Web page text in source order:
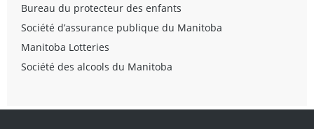
Bureau du protecteur des enfants
Société d’assurance publique du Manitoba
Manitoba Lotteries
Société des alcools du Manitoba